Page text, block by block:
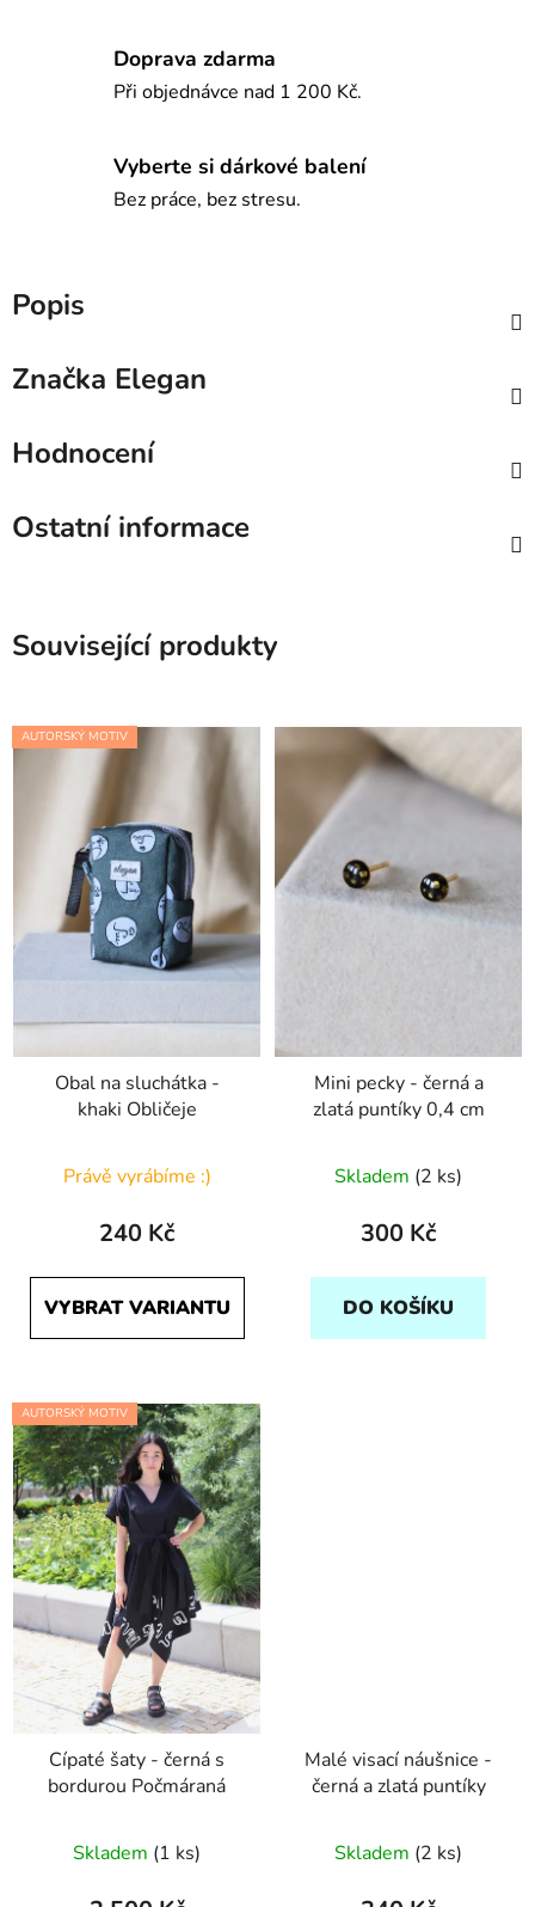
Doprava zdarma
Při objednávce nad 1 200 Kč.
Vyberte si dárkové balení
Bez práce, bez stresu.
Popis
Značka Elegan
Hodnocení
Ostatní informace
Související produkty
AUTORSKÝ MOTIV
Obal na sluchátka -
khaki Obličeje
Právě vyrábíme :)
240 Kč
VYBRAT VARIANTU
Mini pecky - černá a
zlatá puntíky 0,4 cm
Skladem (2 ks)
300 Kč
DO KOŠÍKU
AUTORSKÝ MOTIV
Cípaté šaty - černá s
bordurou Počmáraná
Skladem (1 ks)
Malé visací náušnice -
černá a zlatá puntíky
Skladem (2 ks)